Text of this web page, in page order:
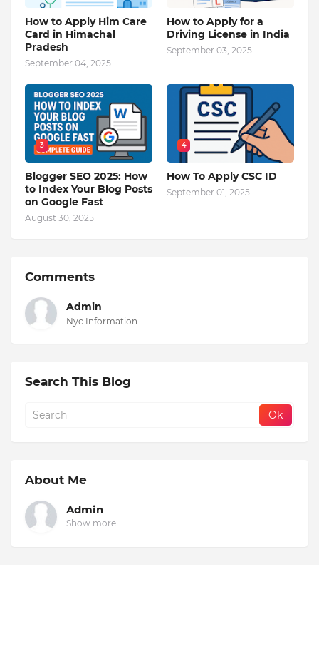
How to Apply Him Care
Card in Himachal
Pradesh
September 04, 2025
How to Apply for a
Driving License in India
September 03, 2025
3
Blogger SEO 2025: How
to Index Your Blog Posts
on Google Fast
August 30, 2025
4
How To Apply CSC ID
September 01, 2025
Comments
Admin
Nyc Information
Search This Blog
About Me
Admin
Show more